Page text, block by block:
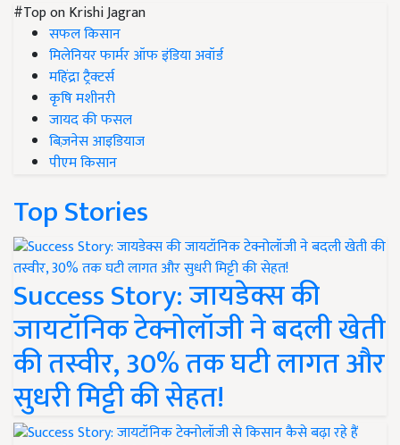
#Top on Krishi Jagran
सफल किसान
मिलेनियर फार्मर ऑफ इंडिया अवॉर्ड
महिंद्रा ट्रैक्टर्स
कृषि मशीनरी
जायद की फसल
बिज़नेस आइडियाज
पीएम किसान
Top Stories
Success Story: जायडेक्स की
जायटॉनिक टेक्नोलॉजी ने बदली खेती
की तस्वीर, 30% तक घटी लागत और
सुधरी मिट्टी की सेहत!